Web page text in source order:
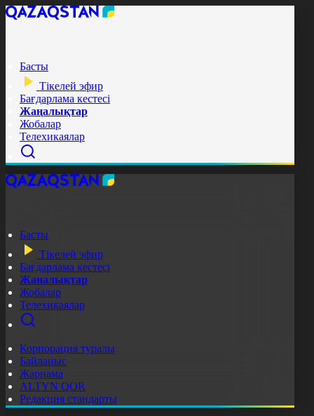
Басты
Тікелей эфир
Бағдарлама кестесі
Жаңалықтар
Жобалар
Телехикаялар
Басты
Тікелей эфир
Бағдарлама кестесі
Жаңалықтар
Жобалар
Телехикаялар
Корпорация туралы
Байланыс
Жарнама
ALTYN QOR
Редакция стандарты